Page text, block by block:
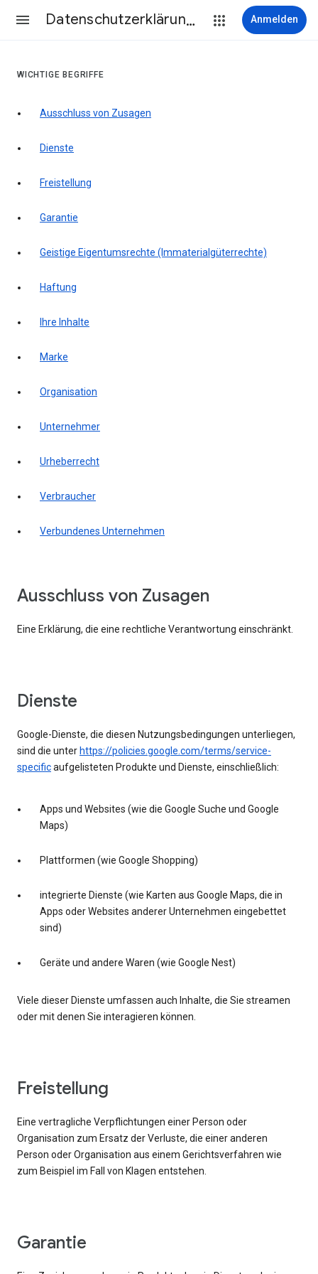
Datenschutzerklärung & Nutzungsbedingungen Anmelden
WICHTIGE BEGRIFFE
Ausschluss von Zusagen
Dienste
Freistellung
Garantie
Geistige Eigentumsrechte (Immaterialgüterrechte)
Haftung
Ihre Inhalte
Marke
Organisation
Unternehmer
Urheberrecht
Verbraucher
Verbundenes Unternehmen
Ausschluss von Zusagen
Eine Erklärung, die eine rechtliche Verantwortung einschränkt.
Dienste
Google-Dienste, die diesen Nutzungsbedingungen unterliegen,
sind die unter https://policies.google.com/terms/service-
specificaufgelisteten Produkte und Dienste, einschließlich:
Apps und Websites (wie die Google Suche und Google
Maps)
Plattformen (wie Google Shopping)
integrierte Dienste (wie Karten aus Google Maps, die in
Apps oder Websites anderer Unternehmen eingebettet
sind)
Geräte und andere Waren (wie Google Nest)
Viele dieser Dienste umfassen auch Inhalte, die Sie streamen
oder mit denen Sie interagieren können.
Freistellung
Eine vertragliche Verpflichtungen einer Person oder
Organisation zum Ersatz der Verluste, die einer anderen
Person oder Organisation aus einem Gerichtsverfahren wie
zum Beispiel im Fall von Klagen entstehen.
Garantie